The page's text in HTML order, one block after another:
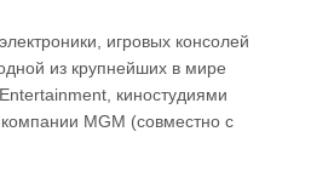
игровых консолей
из крупнейших в мире
киностудиями
MGM (совместно с